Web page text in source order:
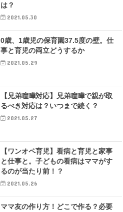
は？
2021.05.30
0歳、1歳児の保育園37.5度の壁。仕
事と育児の両立どうするか
2021.05.29
【兄弟喧嘩対応】兄弟喧嘩で親が取
るべき対応は？いつまで続く？
2021.05.27
【ワンオペ育児】看病と育児と家事
と仕事と。子どもの看病はママがす
るのが当たり前！？
2021.05.26
ママ友の作り方！どこで作る？必要